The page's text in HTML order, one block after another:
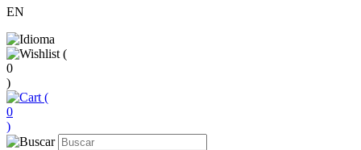
EN
(
0
)
(
0
)